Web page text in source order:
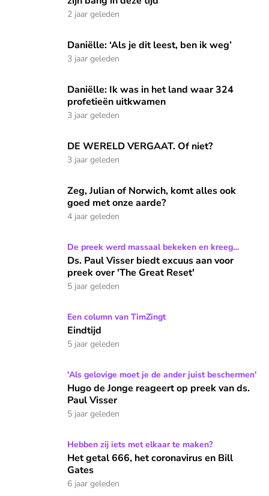
2 jaar geleden
Daniëlle: ‘Als je dit leest, ben ik weg’
Daniëlle: ‘Als je dit leest, ben ik weg’
3 jaar geleden
Daniëlle: Ik was in het land waar 324 profetieën uitkwamen
Daniëlle: Ik was in het land waar 324
profetieën uitkwamen
3 jaar geleden
DE WERELD VERGAAT. Of niet?
DE WERELD VERGAAT. Of niet?
3 jaar geleden
Zeg, Julian of Norwich, komt alles ook goed met onze aarde?
Zeg, Julian of Norwich, komt alles ook
goed met onze aarde?
4 jaar geleden
Ds. Paul Visser biedt excuus aan voor preek over 'The
De preek werd massaal bekeken en kreeg
uiteenlopende reacties
Ds. Paul Visser biedt excuus aan voor
preek over 'The Great Reset'
5 jaar geleden
Een column van TimZingt
Eindtijd
5 jaar geleden
Hugo de Jonge reageert op preek van ds. Paul Visser
'Als gelovige moet je de ander juist beschermen'
Hugo de Jonge reageert op preek van ds.
Paul Visser
5 jaar geleden
Het getal 666, het coronavirus en Bill Gates
Hebben zij iets met elkaar te maken?
Het getal 666, het coronavirus en Bill
Gates
6 jaar geleden